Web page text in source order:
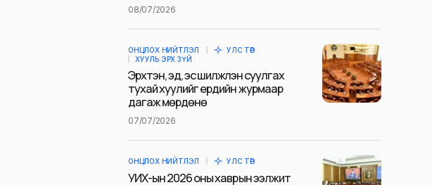
08/07/2026
ОНЦЛОХ НИЙТЛЭЛ
УЛС ТӨР
ХУУЛЬ ЭРХ ЗҮЙ
Эрхтэн, эд, эс шилжүүлэн суулгах
тухай хуулийг ердийн журмаар
дагаж мөрдөнө
07/07/2026
ОНЦЛОХ НИЙТЛЭЛ УЛС ТӨР
УИХ-ын 2026 оны хаврын ээлжит